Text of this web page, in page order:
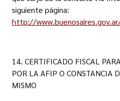
siguiente página:
http://
14. CERTIFICADO FISCAL
POR LA AFIP O CONSTANCIA
MISMO